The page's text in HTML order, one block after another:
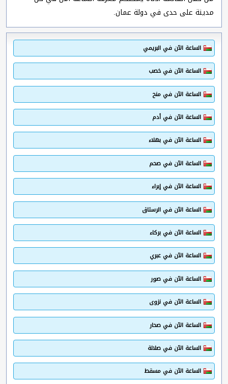
مدينة على حدى في دولة عمان.
الساعة الآن في البريمي
الساعة الآن في خصب
الساعة الآن في منح
الساعة الآن في أدم
الساعة الآن في بهلاء
الساعة الآن في صحم
الساعة الآن في إبراء
الساعة الآن في الرستاق
الساعة الآن في بركاء
الساعة الآن في عبري
الساعة الآن في صور
الساعة الآن في نزوى
الساعة الآن في صحار
الساعة الآن في صلالة
الساعة الآن في مسقط